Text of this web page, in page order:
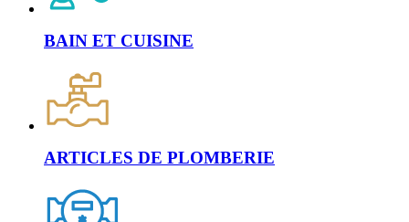
BAIN ET CUISINE
ARTICLES DE PLOMBERIE